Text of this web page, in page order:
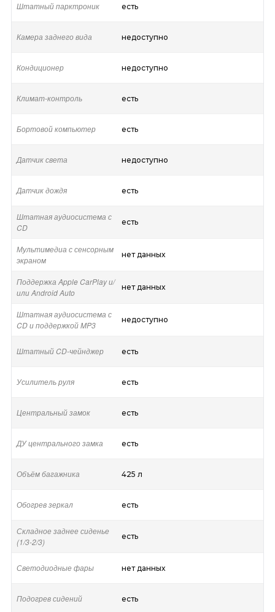
Штатный парктроник есть
Камера заднего вида недоступно
Кондиционер недоступно
Климат-контроль есть
Бортовой компьютер есть
Датчик света недоступно
Датчик дождя есть
Штатная аудиосистема с
CD
есть
Мультимедиа с сенсорным
экраном
нет данных
Поддержка Apple CarPlay и/
или Android Auto
нет данных
Штатная аудиосистема с
CD и поддержкой MP3
недоступно
Штатный CD-чейнджер есть
Усилитель руля есть
Центральный замок есть
ДУ центрального замка есть
Объём багажника 425 л
Обогрев зеркал есть
Складное заднее сиденье
(1/3-2/3)
есть
Светодиодные фары нет данных
Подогрев сидений есть